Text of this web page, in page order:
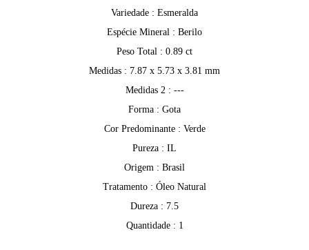
Variedade : Esmeralda
Espécie Mineral : Berilo
Peso Total : 0.89 ct
Medidas : 7.87 x 5.73 x 3.81 mm
Medidas 2 : ---
Forma : Gota
Cor Predominante : Verde
Pureza : IL
Origem : Brasil
Tratamento : Óleo Natural
Dureza : 7.5
Quantidade : 1